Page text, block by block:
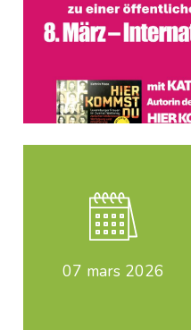
07 mars 2026